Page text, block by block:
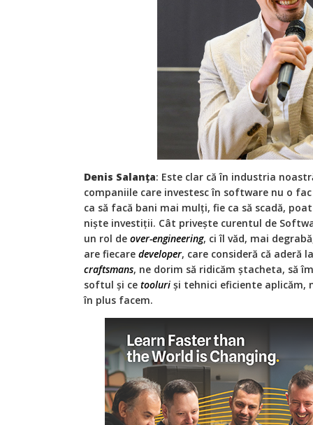
Denis Salanța: Este clar că în industria
companiile care investesc în software nu o
ca să facă bani mai mulți, fie ca să scadă,
niște investiții. Cât privește curentul de
un rol de over-engineering, ci îl văd, mai
are fiecare developer, care consideră că aderă
craftsmans, ne dorim să ridicăm ștacheta, să
softul și ce tooluri și tehnici eficiente
în plus facem.